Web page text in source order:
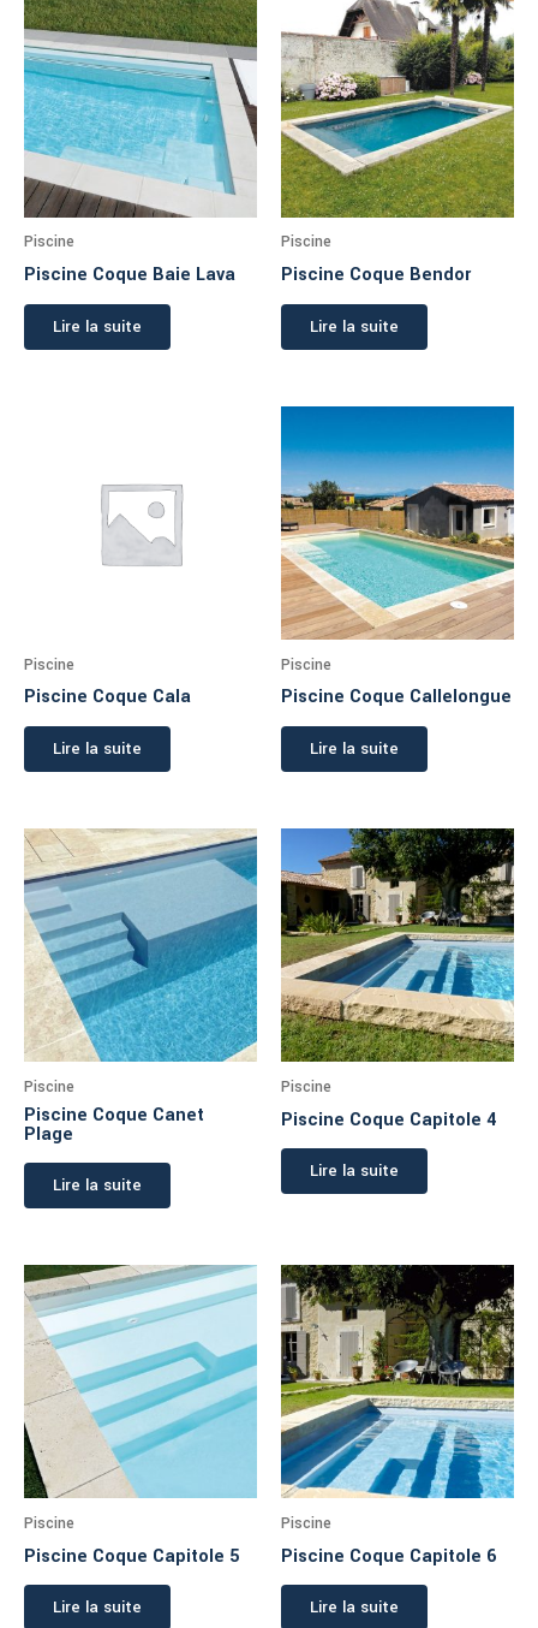
Piscine
Piscine Coque Baie Lava
Lire la suite
Piscine
Piscine Coque Bendor
Lire la suite
Piscine
Piscine Coque Cala
Lire la suite
Piscine
Piscine Coque Callelongue
Lire la suite
Piscine
Piscine Coque Canet
Plage
Lire la suite
Piscine
Piscine Coque Capitole 4
Lire la suite
Piscine
Piscine Coque Capitole 5
Lire la suite
Piscine
Piscine Coque Capitole 6
Lire la suite